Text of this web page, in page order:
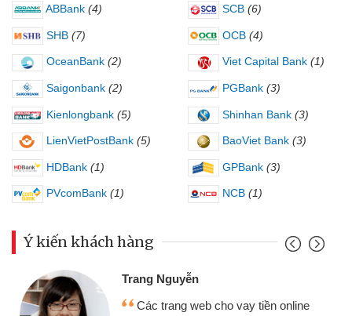
ABBank (4) SCB (6)
SHB (7) OCB (4)
OceanBank (2) Viet Capital Bank (1)
Saigonbank (2) PGBank (3)
Kienlongbank (5) Shinhan Bank (3)
LienVietPostBank (5) BaoViet Bank (3)
HDBank (1) GPBank (3)
PVcomBank (1) NCB (1)
Ý kiến khách hàng
Trang Nguyễn
Các trang web cho vay tiền online